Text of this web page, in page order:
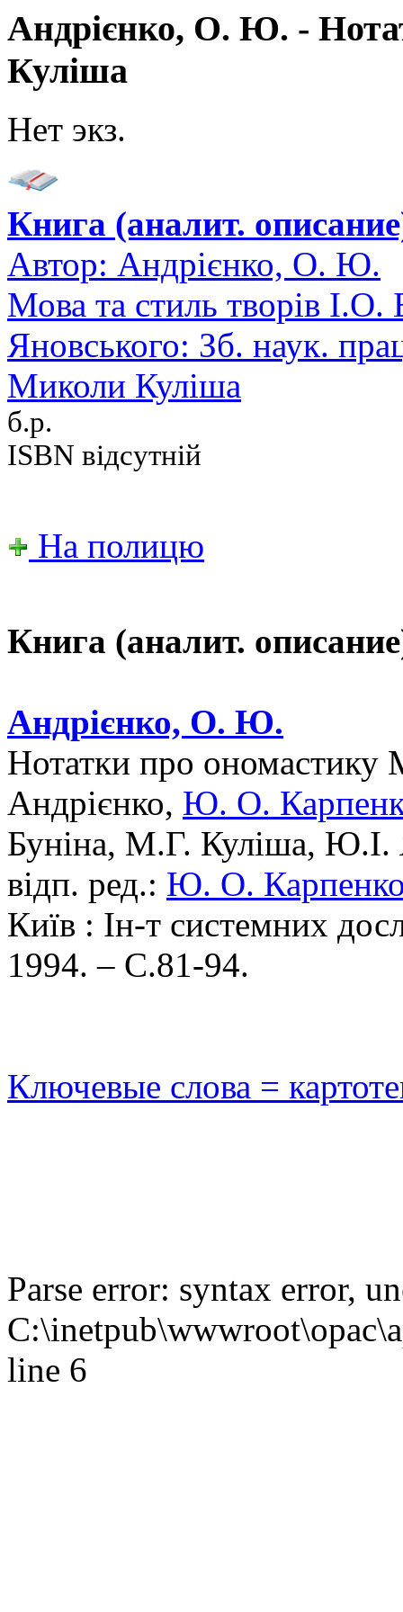
Андрієнко, О. Ю. -
Куліша
Нет экз.
Книга (аналит.
Автор: Андрієнко, О. Ю.
Мова та стиль творів
Яновського: Зб. наук.
Миколи Куліша
б.р.
ISBN відсутній
На полицю
Книга (аналит.
Андрієнко, О. Ю.
Нотатки про
Андрієнко, Ю. О.
Буніна, М.Г. Куліша, Ю.І.
відп. ред.: Ю. О.
Київ : Ін-т системних
1994. – С.81-94.
Ключевые слова =
Parse error: syntax error,
line 6